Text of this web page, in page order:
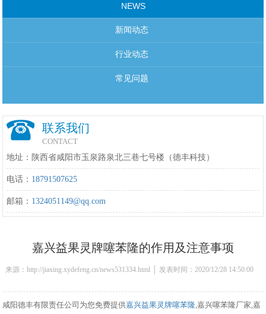
NEWS
新闻动态
行业动态
常见问题
联系我们
CONTACT
地址：陕西省咸阳市玉泉路泉北三巷七号楼（德丰科技）
电话： 18791507625
邮箱： 1324051149@qq.com
嘉兴益果灵牌噻苯隆的作用及注意事项
来源：http://jiaxing.xydefeng.cn/news531334.html │ 发表时间：2020/12/28 14:50:00
咸阳德丰有限责任公司为您免费提供嘉兴益果灵牌噻苯隆,嘉兴噻苯隆厂家,嘉